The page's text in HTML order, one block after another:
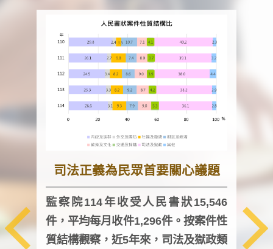
司法正義為民眾首要關心議題
監察院114年收受人民書狀15,546
件，平均每月收件1,296件。按案件性
質結構觀察，近5年來，司法及獄政類
監